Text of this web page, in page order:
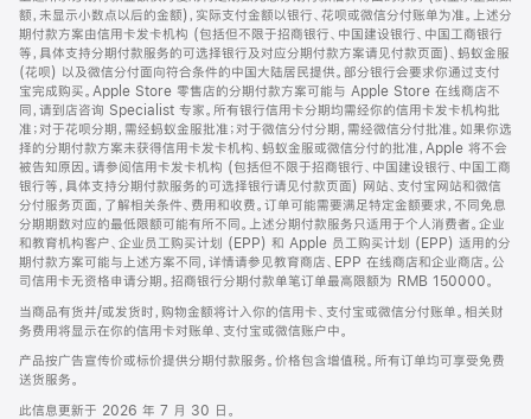
脚
额，未显示小数点以后的金额)，实际支付金额以银行、花呗或微信分付账单为准。上述分
期付款方案由信用卡发卡机构 (包括但不限于招商银行、中国建设银行、中国工商银行
等，具体支持分期付款服务的可选择银行及对应分期付款方案请见付款页面)、蚂蚁金服
(花呗) 以及微信分付面向符合条件的中国大陆居民提供。部分银行会要求你通过支付
宝完成购买。Apple Store 零售店的分期付款方案可能与 Apple Store 在线商店不
同，请到店咨询 Specialist 专家。所有银行信用卡分期均需经你的信用卡发卡机构批
准；对于花呗分期，需经蚂蚁金服批准；对于微信分付分期，需经微信分付批准。如果你选
择的分期付款方案未获得信用卡发卡机构、蚂蚁金服或微信分付的批准，Apple 将不会
被告知原因。请参阅信用卡发卡机构 (包括但不限于招商银行、中国建设银行、中国工商
银行等，具体支持分期付款服务的可选择银行请见付款页面) 网站、支付宝网站和微信
分付服务页面，了解相关条件、费用和收费。订单可能需要满足特定金额要求，不同免息
分期期数对应的最低限额可能有所不同。上述分期付款服务只适用于个人消费者。企业
和教育机构客户、企业员工购买计划 (EPP) 和 Apple 员工购买计划 (EPP) 适用的分
期付款方案可能与上述方案不同，详情请参见教育商店、EPP 在线商店和企业商店。公
司信用卡无资格申请分期。招商银行分期付款单笔订单最高限额为 RMB 150000。
当商品有货并/或发货时，购物金额将计入你的信用卡、支付宝或微信分付账单。相关财
务费用将显示在你的信用卡对账单、支付宝或微信账户中。
产品按广告宣传价或标价提供分期付款服务。价格包含增值税。所有订单均可享受免费
送货服务。
此信息更新于 2026 年 7 月 30 日。